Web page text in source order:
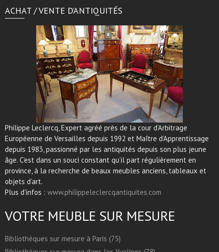
ACHAT / VENTE D’ANTIQUITÉS
Philippe Leclercq, Expert agréé près de la cour d’Arbitrage
Européenne de Versailles depuis 1992 et Maître d’Apprentissage
depuis 1983, passionné par les antiquités depuis son plus jeune
âge. C’est dans un souci constant qu’il part régulièrement en
province, à la recherche de beaux meubles anciens, tableaux et
objets d’art.
Plus d'infos : www.philippeleclercqantiquites.com
VOTRE MEUBLE SUR MESURE
Bibliothèques sur mesure à Paris (75)